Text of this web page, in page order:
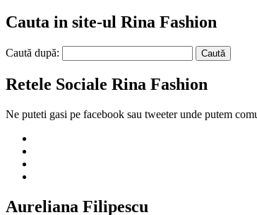
Cauta in site-ul Rina Fashion
Caută după:
Retele Sociale Rina Fashion
Ne puteti gasi pe facebook sau tweeter unde putem
Aureliana Filipescu